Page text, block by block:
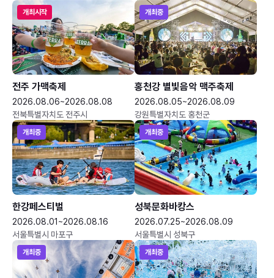
개최시작
전주 가맥축제
2026.08.06~2026.08.08
전북특별자치도 전주시
개최중
홍천강 별빛음악 맥주축제
2026.08.05~2026.08.09
강원특별자치도 홍천군
개최중
한강페스티벌
2026.08.01~2026.08.16
서울특별시 마포구
개최중
성북문화바캉스
2026.07.25~2026.08.09
서울특별시 성북구
개최중 개최중